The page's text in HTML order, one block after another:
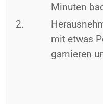
Minuten
mit etwas
garnieren